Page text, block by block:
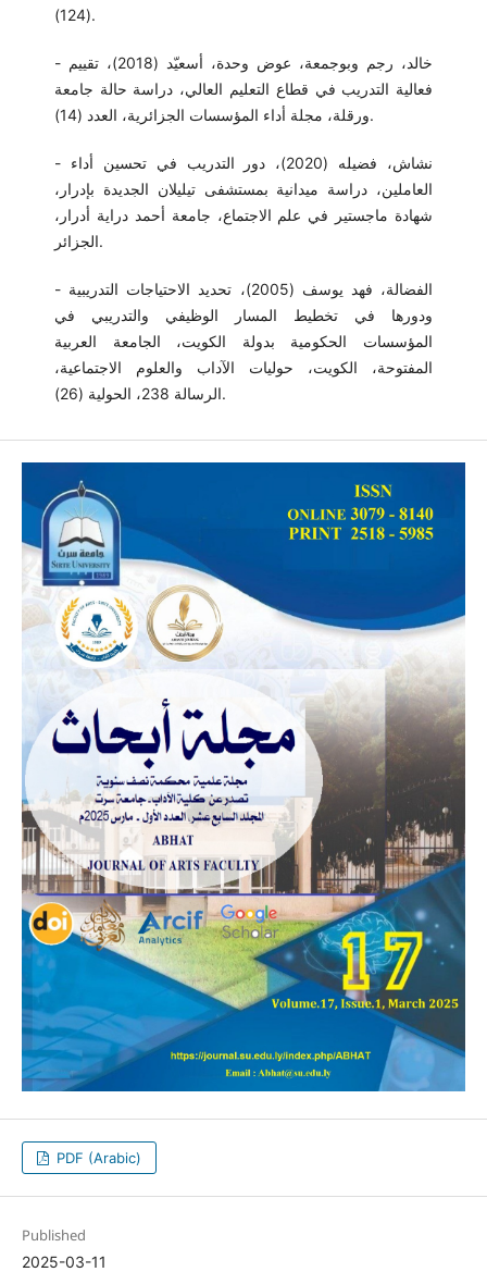
(124).
- خالد، رجم وبوجمعة، عوض وحدة، أسعيّد (2018)، تقييم
فعالية التدريب في قطاع التعليم العالي، دراسة حالة جامعة
ورقلة، مجلة أداء المؤسسات الجزائرية، العدد (14).
- نشاش، فضيله (2020)، دور التدريب في تحسين أداء
العاملين، دراسة ميدانية بمستشفى تيليلان الجديدة بإدرار،
شهادة ماجستير في علم الاجتماع، جامعة أحمد دراية أدرار،
الجزائر.
- الفضالة، فهد يوسف (2005)، تحديد الاحتياجات التدريبية
ودورها في تخطيط المسار الوظيفي والتدريبي في
المؤسسات الحكومية بدولة الكويت، الجامعة العربية
المفتوحة، الكويت، حوليات الآداب والعلوم الاجتماعية،
الرسالة 238، الحولية (26).
PDF (Arabic)
Published
2025-03-11